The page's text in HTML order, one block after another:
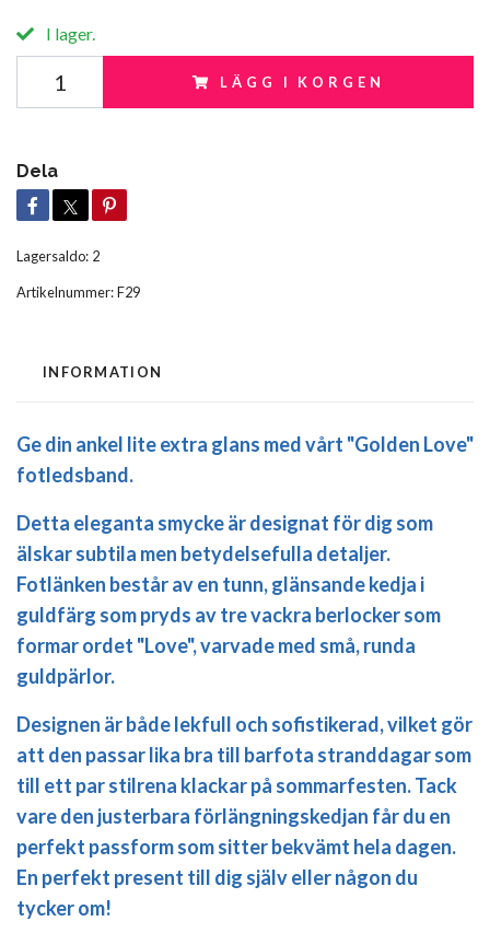
I lager.
LÄGG I KORGEN
Dela
Lagersaldo: 2
Artikelnummer:F29
INFORMATION
Ge din ankel lite extra glans med vårt "Golden Love"
fotledsband.
Detta eleganta smycke är designat för dig som
älskar subtila men betydelsefulla detaljer.
Fotlänken består av en tunn, glänsande kedja i
guldfärg som pryds av tre vackra berlocker som
formar ordet "Love", varvade med små, runda
guldpärlor.
Designen är både lekfull och sofistikerad, vilket gör
att den passar lika bra till barfota stranddagar som
till ett par stilrena klackar på sommarfesten. Tack
vare den justerbara förlängningskedjan får du en
perfekt passform som sitter bekvämt hela dagen.
En perfekt present till dig själv eller någon du
tycker om!